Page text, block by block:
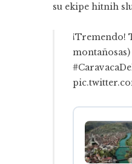
su ekipe hitnih
¡Tremendo!